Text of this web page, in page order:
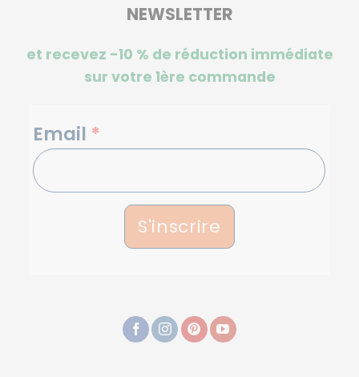
NEWSLETTER
et recevez -10 % de réduction immédiate
sur votre 1ère commande
NEWSLETTERS
Email *
S'inscrire